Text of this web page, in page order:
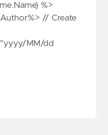
%>
// Create
MM/dd